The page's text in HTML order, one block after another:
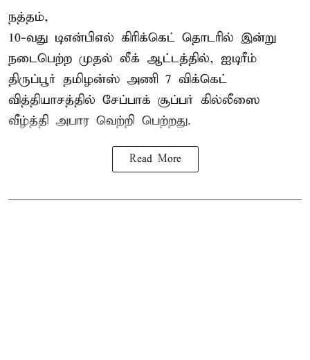
நத்தம்,
10-வது டிஎன்பிஎல் கிரிக்கெட் தொடரில் இன்று
நடைபெற்ற முதல் லீக் ஆட்டத்தில், ஐடிரீம்
திருப்பூர் தமிழன்ஸ் அணி 7 விக்கெட்
வித்தியாசத்தில் சேப்பாக் சூப்பர் கில்லீஸை
வீழ்த்தி அபார வெற்றி பெற்றது.
Read More